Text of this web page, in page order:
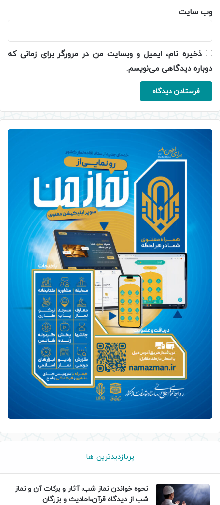
وب‌ سایت
ذخیره نام، ایمیل و وبسایت من در مرورگر برای زمانی که
دوباره دیدگاهی می‌نویسم.
پربازدیدترین ها
نحوه خواندن نماز شب، آثار و برکات آن و نماز
شب از دیدگاه قرآن،احادیث و بزرگان